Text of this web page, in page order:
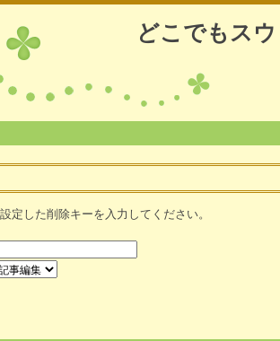
どこでもス
定した削除キーを入力してください。